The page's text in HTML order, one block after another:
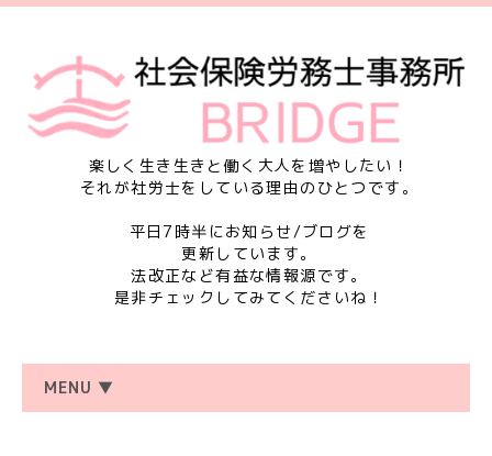
楽しく生き生きと働く大人を増やしたい！
それが社労士をしている理由のひとつです。
平日7時半にお知らせ/ブログを
更新しています。
法改正など有益な情報源です。
是非チェックしてみてくださいね！
MENU ▼